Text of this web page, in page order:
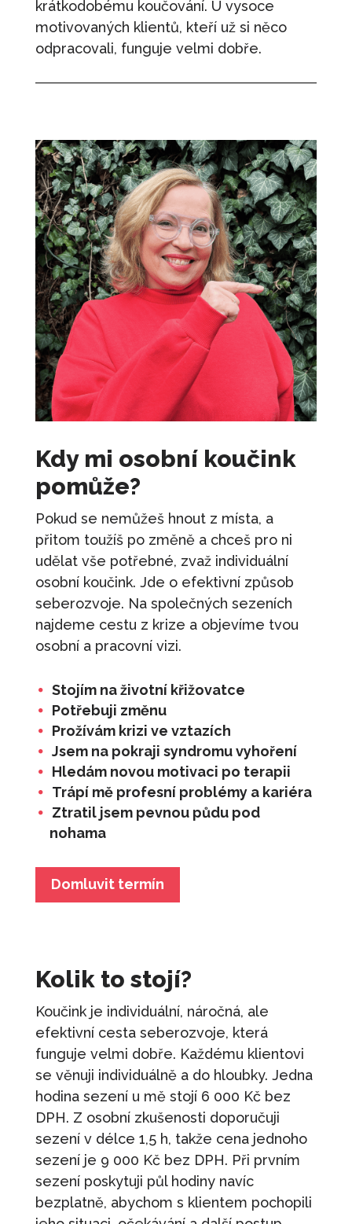
krátkodobému koučování. U vysoce
motivovaných klientů, kteří už si něco
odpracovali, funguje velmi dobře.
Kdy mi osobní koučink
pomůže?
Pokud se nemůžeš hnout z místa, a
přitom toužíš po změně a chceš pro ni
udělat vše potřebné, zvaž individuální
osobní koučink. Jde o efektivní způsob
seberozvoje. Na společných sezeních
najdeme cestu z krize a objevíme tvou
osobní a pracovní vizi.
Stojím na životní křižovatce
Potřebuji změnu
Prožívám krizi ve vztazích
Jsem na pokraji syndromu vyhoření
Hledám novou motivaci po terapii
Trápí mě profesní problémy a kariéra
Ztratil jsem pevnou půdu pod
nohama
Domluvit termín
Kolik to stojí?
Koučink je individuální, náročná, ale
efektivní cesta seberozvoje, která
funguje velmi dobře. Každému klientovi
se věnuji individuálně a do hloubky. Jedna
hodina sezení u mě stojí 6 000 Kč bez
DPH. Z osobní zkušenosti doporučuji
sezení v délce 1,5 h, takže cena jednoho
sezení je 9 000 Kč bez DPH. Při prvním
sezení poskytuji půl hodiny navíc
bezplatně, abychom s klientem pochopili